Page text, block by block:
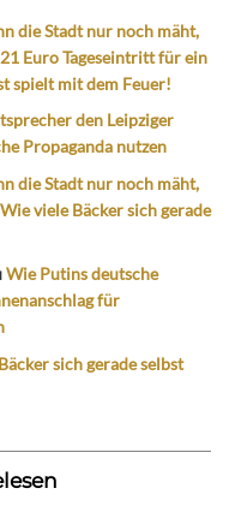
die Stadt nur noch mäht,
21 Euro Tageseintritt für ein
spielt mit dem Feuer!
den Leipziger
Propaganda nutzen
die Stadt nur noch mäht,
Wie viele Bäcker sich gerade
Wie Putins deutsche
für
sich gerade selbst